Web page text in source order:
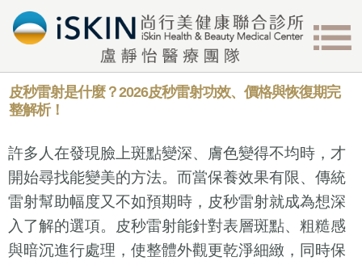
皮秒雷射是什麼？2026皮秒雷射功效、價格與恢復期完
整解析！
許多人在發現臉上斑點變深、膚色變得不均時，才
開始尋找能變美的方法。而當保養效果有限、傳統
雷射幫助幅度又不如預期時，皮秒雷射就成為想深
入了解的選項。皮秒雷射能針對表層斑點、粗糙感
與暗沉進行處理，使整體外觀更乾淨細緻，同時保